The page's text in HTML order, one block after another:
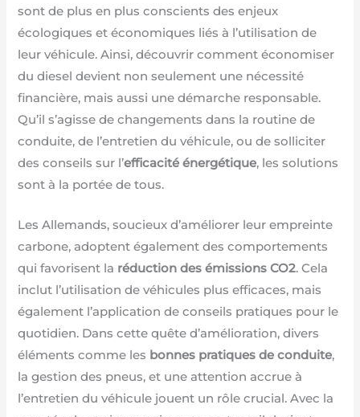
sont de plus en plus conscients des enjeux
écologiques et économiques liés à l’utilisation de
leur véhicule. Ainsi, découvrir comment économiser
du diesel devient non seulement une nécessité
financière, mais aussi une démarche responsable.
Qu’il s’agisse de changements dans la routine de
conduite, de l’entretien du véhicule, ou de solliciter
des conseils sur l’efficacité énergétique, les solutions
sont à la portée de tous.
Les Allemands, soucieux d’améliorer leur empreinte
carbone, adoptent également des comportements
qui favorisent la réduction des émissions CO2. Cela
inclut l’utilisation de véhicules plus efficaces, mais
également l’application de conseils pratiques pour le
quotidien. Dans cette quête d’amélioration, divers
éléments comme les bonnes pratiques de conduite,
la gestion des pneus, et une attention accrue à
l’entretien du véhicule jouent un rôle crucial. Avec la